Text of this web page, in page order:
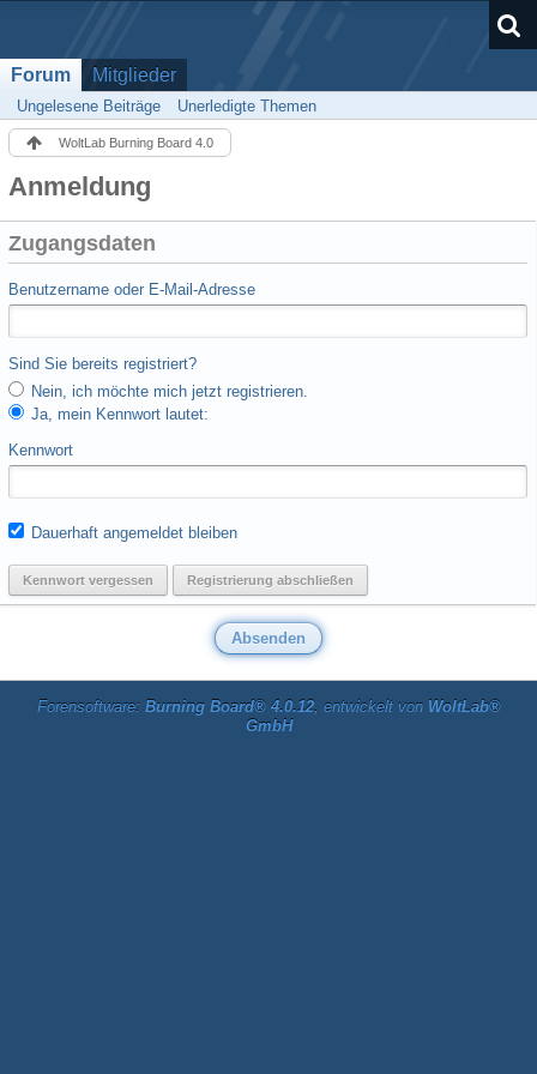
Forum Mitglieder
Ungelesene Beiträge Unerledigte Themen
WoltLab Burning Board 4.0
Anmeldung
Zugangsdaten
Benutzername oder E-Mail-Adresse
Sind Sie bereits registriert?
Nein, ich möchte mich jetzt registrieren.
Ja, mein Kennwort lautet:
Kennwort
Dauerhaft angemeldet bleiben
Kennwort vergessen Registrierung abschließen
Forensoftware: Burning Board® 4.0.12, entwickelt von WoltLab®
GmbH